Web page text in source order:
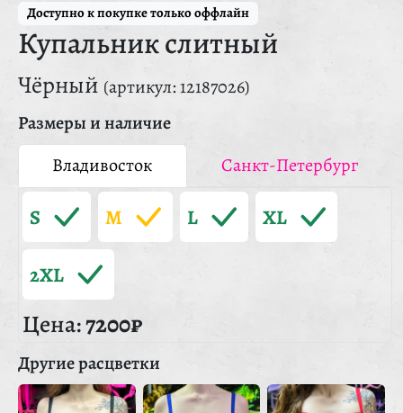
Доступно к покупке только оффлайн
Купальник слитный
Чёрный (артикул: 12187026)
Размеры и наличие
Владивосток
Санкт-Петербург
S M L XL
2XL
Цена:7200₽
Другие расцветки